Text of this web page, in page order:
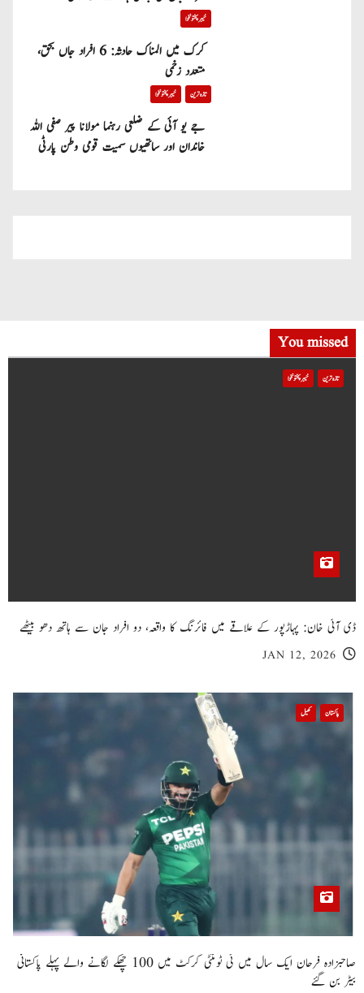
خیبر پختونخوا
کرک میں المناک حادثہ: 6 افراد جاں بحق،
متعدد زخمی
تازہ ترین خیبر پختونخوا
جے یو آئی کے ضلعی رہنما مولانا پیر صفی اللہ
خاندان اور ساتھیوں سمیت قومی وطن پارٹی
You missed
تازہ ترین خیبر پختونخوا
ڈی آئی خان: پہاڑپور کے علاقے میں فائرنگ کا واقعہ، دو افراد جان سے ہاتھ دھو بیٹھے
JAN 12, 2026
پاکستان کھیل
صاحبزادہ فرحان ایک سال میں ٹی ٹوئنٹی کرکٹ میں 100 چھکے لگانے والے پہلے پاکستانی
بیٹر بن گئے